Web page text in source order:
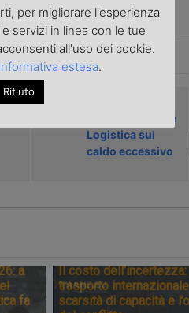
Articolo successivo »
Ccnl Trasporto e
Logistica sul
caldo eccessivo
a
fa
Il costo
trasporto
scarsità di capacità e
per migliorare l'esperienza
servizi in linea con le tue
all'uso dei cookie.
estesa.
Rifiuto